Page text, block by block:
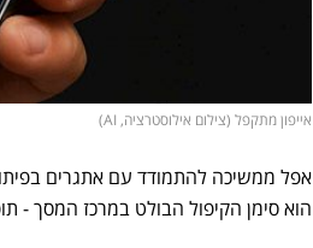
אייפון מתקפל (צילום אילוסטרציה, AI)
אפל ממשיכה להתמודד עם אתגרים
הוא סימן הקיפול הבולט במרכז המסך -